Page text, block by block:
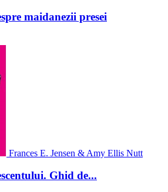
maidanezii presei
Frances E. Jensen & Amy Ellis Nutt
Ghid de...